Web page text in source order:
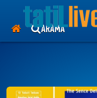
tatil otelleri, hotelleri, antalya,
Ayvalık, ören , tekirova, her
uçak bileti, thy, pegasus, ajet,
,hurgada,kahire,luxor
ARAMA